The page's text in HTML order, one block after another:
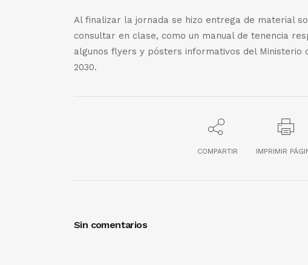
Al finalizar la jornada se hizo entrega de material
consultar en clase, como un manual de tenencia
algunos flyers y pósters informativos del Ministerio
2030.
COMPARTIR IMPRIMIR
Sin comentarios